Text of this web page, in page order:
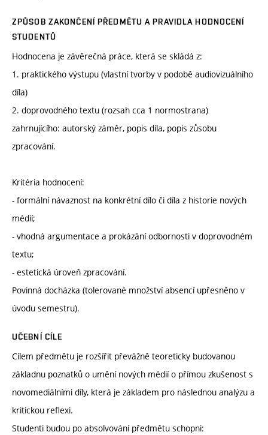
ZPŮSOB ZAKONČENÍ PŘEDMĚTU A PRAVIDLA HODNOCENÍ
STUDENTŮ
Hodnocena je závěrečná práce, která se skládá z:
1. praktického výstupu (vlastní tvorby v podobě audiovizuálního
díla)
2. doprovodného textu (rozsah cca 1 normostrana)
zahrnujícího: autorský záměr, popis díla, popis zůsobu
zpracování.
Kritéria hodnocení:
- formální návaznost na konkrétní dílo či díla z historie nových
médií;
- vhodná argumentace a prokázání odbornosti v doprovodném
textu;
- estetická úroveň zpracování.
Povinná docházka (tolerované množství absencí upřesněno v
úvodu semestru).
UČEBNÍ CÍLE
Cílem předmětu je rozšířit převážně teoreticky budovanou
základnu poznatků o umění nových médií o přímou zkušenost s
novomediálními díly, která je základem pro následnou analýzu a
kritickou reflexi.
Studenti budou po absolvování předmětu schopni: